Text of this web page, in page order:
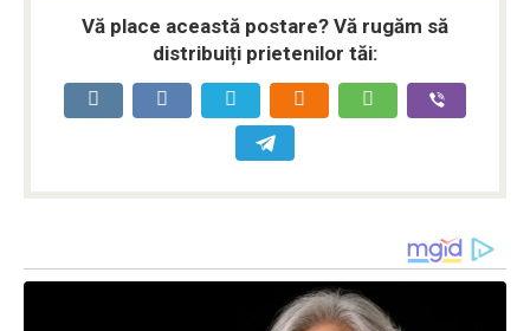
Vă place această postare? Vă rugăm să
distribuiți prietenilor tăi: